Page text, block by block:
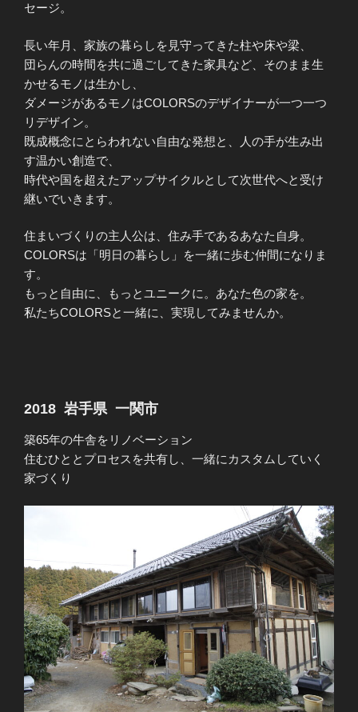
セージ。
長い年月、家族の暮らしを見守ってきた柱や床や梁、
団らんの時間を共に過ごしてきた家具など、そのまま生
かせるモノは生かし、
ダメージがあるモノはCOLORSのデザイナーが一つ一つ
リデザイン。
既成概念にとらわれない自由な発想と、人の手が生み出
す温かい創造で、
時代や国を超えたアップサイクルとして次世代へと受け
継いでいきます。
住まいづくりの主人公は、住み手であるあなた自身。
COLORSは「明日の暮らし」を一緒に歩む仲間になりま
す。
もっと自由に、もっとユニークに。あなた色の家を。
私たちCOLORSと一緒に、実現してみませんか。
2018 岩手県 一関市
築65年の牛舎をリノベーション
住むひととプロセスを共有し、一緒にカスタムしていく
家づくり